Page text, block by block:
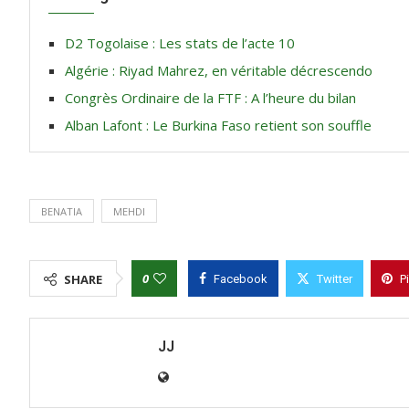
D2 Togolaise : Les stats de l’acte 10
Algérie : Riyad Mahrez, en véritable décrescendo
Congrès Ordinaire de la FTF : A l’heure du bilan
Alban Lafont : Le Burkina Faso retient son souffle
BENATIA MEHDI
SHARE 0 Facebook Twitter
JJ